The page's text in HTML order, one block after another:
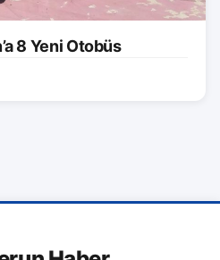
8 Yeni Otobüs